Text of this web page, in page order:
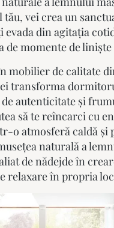
vei crea un
evada din agitația
de momente de
mobilier de calitate
transforma
autenticitate și
să te reîncarci cu
o atmosferă caldă și
naturală a
de nădejde în
relaxare în propria